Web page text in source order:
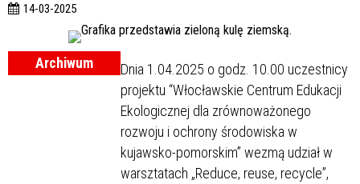
14-03-2025
Archiwum
Dnia 1.04.2025 o godz. 10.00 uczestnicy
projektu “Włocławskie Centrum Edukacji
Ekologicznej dla zrównoważonego
rozwoju i ochrony środowiska w
kujawsko-pomorskim” wezmą udział w
warsztatach „Reduce, reuse, recycle”,